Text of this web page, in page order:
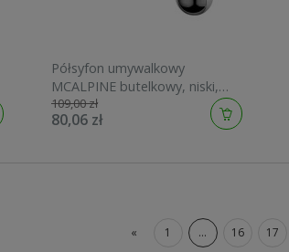
Półsyfon umywalkowy
MCALPINE butelkowy, niski,
chrom 220-M
109,00 zł
80,06 zł
« 1 ... 16 17